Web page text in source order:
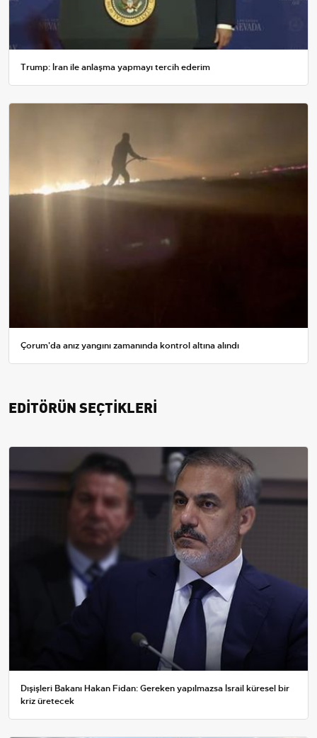
Trump: İran ile anlaşma yapmayı tercih ederim
Çorum'da anız yangını zamanında kontrol altına alındı
EDİTÖRÜN SEÇTİKLERİ
Dışişleri Bakanı Hakan Fidan: Gereken yapılmazsa İsrail küresel bir
kriz üretecek